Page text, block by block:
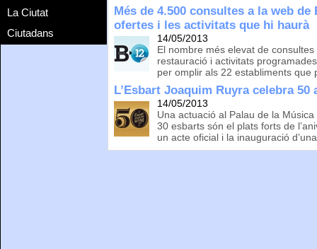
La Ciutat
Ciutadans
Més de 4.500 consultes a la web
ofertes i les activitats que hi haurà
14/05/2013
El nombre més elevat de
restauració i activitats
per omplir als 22 establiments que
L’Esbart Joaquim Ruyra celebra
14/05/2013
Una actuació al Palau de la
30 esbarts són el plats forts de
un acte oficial i la inauguració